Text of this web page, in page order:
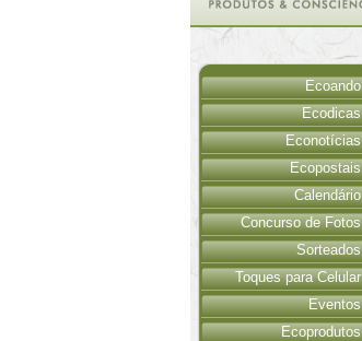
Ecoando
Ecodicas
Econotícias
Ecopostais
Calendário
Concurso de Fotos
Sorteados
Toques para Celular
Eventos
Ecoprodutos